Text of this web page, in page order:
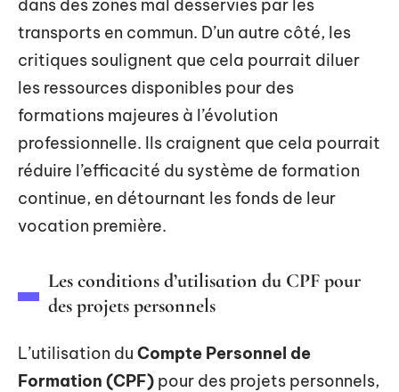
dans des zones mal desservies par les
transports en commun. D’un autre côté, les
critiques soulignent que cela pourrait diluer
les ressources disponibles pour des
formations majeures à l’évolution
professionnelle. Ils craignent que cela pourrait
réduire l’efficacité du système de formation
continue, en détournant les fonds de leur
vocation première.
Les conditions d’utilisation du CPF pour
des projets personnels
L’utilisation du Compte Personnel de
Formation (CPF) pour des projets personnels,